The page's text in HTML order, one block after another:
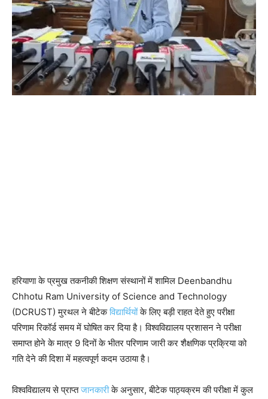
हरियाणा के प्रमुख तकनीकी शिक्षण संस्थानों में शामिल Deenbandhu
Chhotu Ram University of Science and Technology
(DCRUST) मुरथल ने बीटेकविद्यार्थियोंके लिए बड़ी राहत देते हुए परीक्षा
परिणाम रिकॉर्ड समय में घोषित कर दिया है। विश्वविद्यालय प्रशासन ने परीक्षा
समाप्त होने के मात्र 9 दिनों के भीतर परिणाम जारी कर शैक्षणिक प्रक्रिया को
गति देने की दिशा में महत्वपूर्ण कदम उठाया है।
विश्वविद्यालय से प्राप्तजानकारीके अनुसार, बीटेक पाठ्यक्रम की परीक्षा में कुल